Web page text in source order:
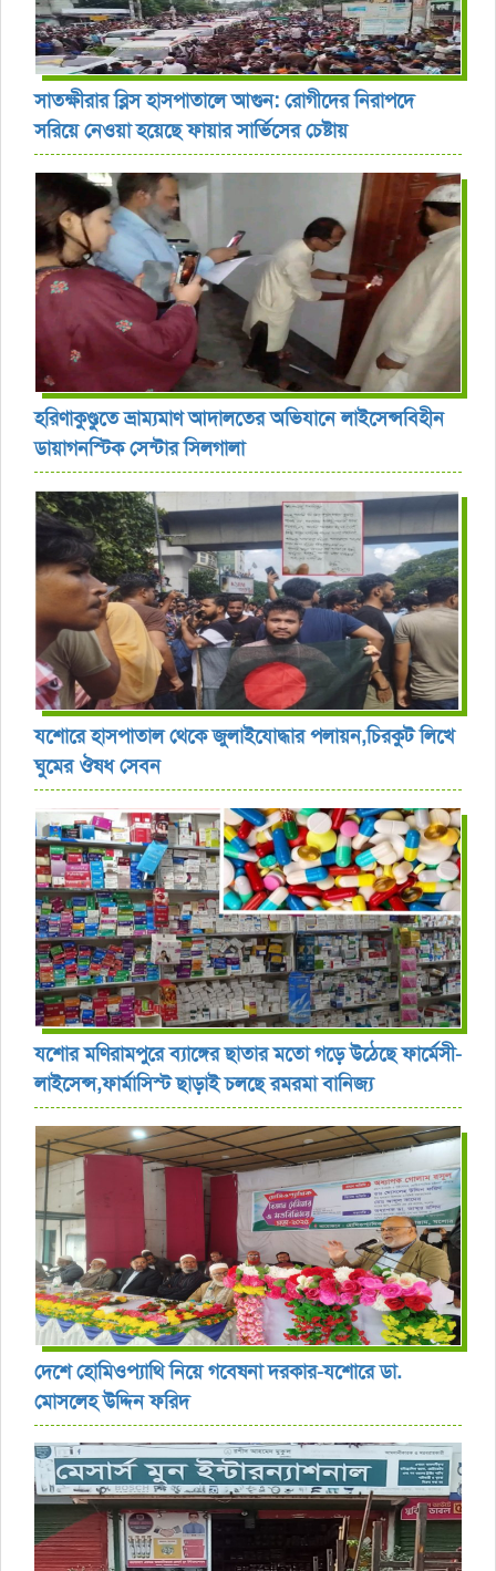
সাতক্ষীরার ব্লিস হাসপাতালে আগুন: রোগীদের নিরাপদে
সরিয়ে নেওয়া হয়েছে ফায়ার সার্ভিসের চেষ্টায়
হরিণাকুণ্ডুতে ভ্রাম্যমাণ আদালতের অভিযানে লাইসেন্সবিহীন
ডায়াগনস্টিক সেন্টার সিলগালা
যশোরে হাসপাতাল থেকে জুলাইযোদ্ধার পলায়ন,চিরকুট লিখে
ঘুমের ঔষধ সেবন
যশোর ‎মণিরামপুরে ব্যাঙ্গের ছাতার মতো গড়ে উঠেছে ফার্মেসী-
লাইসেন্স,ফার্মাসিস্ট ছাড়াই চলছে রমরমা বানিজ্য ‎
দেশে হোমিওপ্যাথি নিয়ে গবেষনা দরকার-যশোরে ডা.
মোসলেহ উদ্দিন ফরিদ